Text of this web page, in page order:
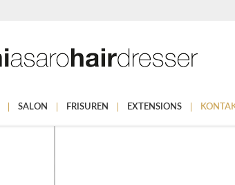
SALON FRISUREN EXTENSIONS